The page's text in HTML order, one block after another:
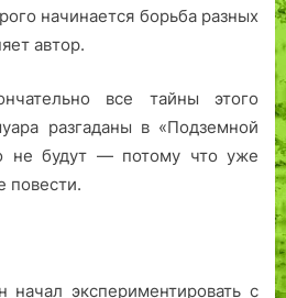
начинается борьба разных
автор.
все тайны этого
разгаданы в «Подземной
не будут — потому что уже
повести.
начал экспериментировать с